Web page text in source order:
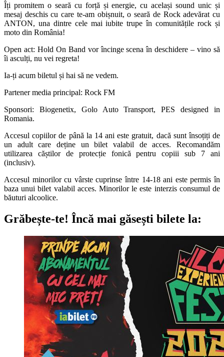
Îți promitem o seară cu forță și energie, cu același sound unic și
mesaj deschis cu care te-am obișnuit, o seară de Rock adevărat cu
ANTON, una dintre cele mai iubite trupe în comunitățile rock și
moto din România!
Open act: Hold On Band vor încinge scena în deschidere – vino să
îi asculți, nu vei regreta!
Ia-ți acum biletul și hai să ne vedem.
Partener media principal: Rock FM
Sponsori: Biogenetix, Golo Auto Transport, PES designed in
Romania.
Accesul copiilor de până la 14 ani este gratuit, dacă sunt însoțiți de
un adult care deține un bilet valabil de acces. Recomandăm
utilizarea căștilor de protecție fonică pentru copiii sub 7 ani
(inclusiv).
Accesul minorilor cu vârste cuprinse între 14-18 ani este permis în
baza unui bilet valabil acces. Minorilor le este interzis consumul de
băuturi alcoolice.
Grăbește-te! Încă mai găsești bilete la: